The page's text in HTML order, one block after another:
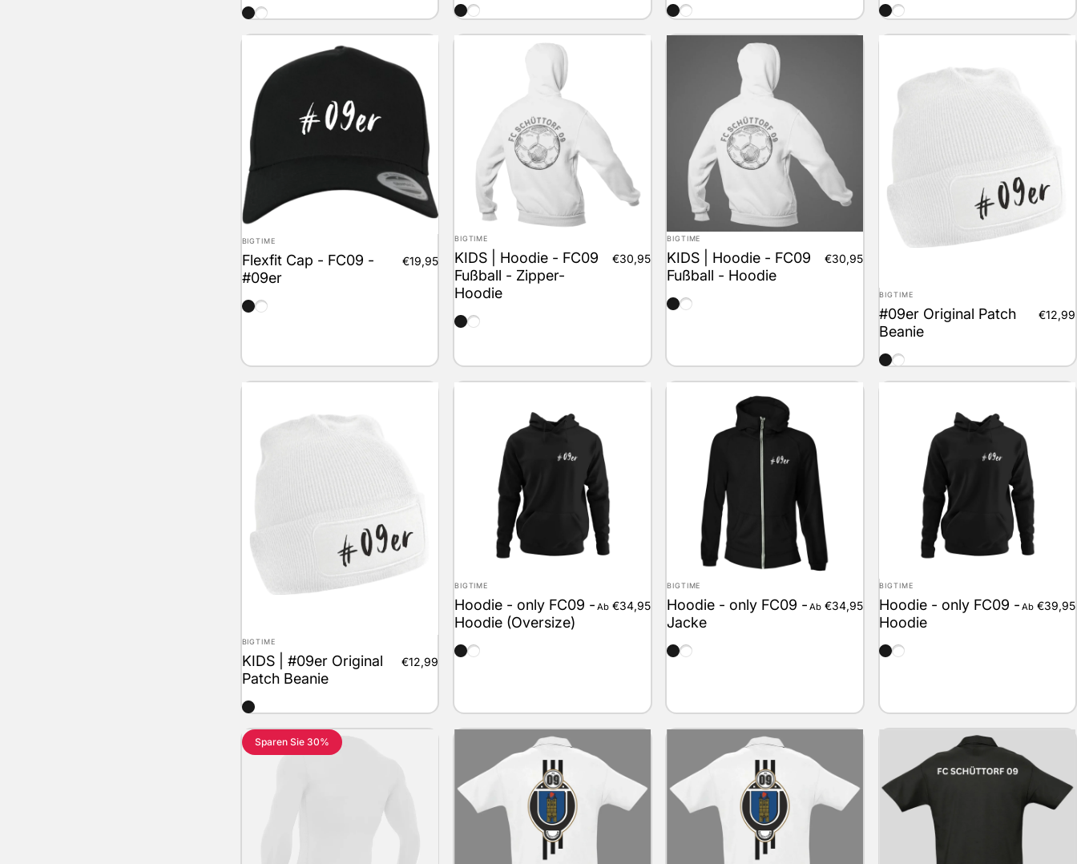
schwarz
weiss schwarz
weiss schwarz
weiss schwarz
weiss
Anbieter:
BIGTIME
Flexfit Cap - FC09 -
#09er
€19,95
schwarz
weiss
Anbieter:
BIGTIME
KIDS | Hoodie - FC09
Fußball - Zipper-
Hoodie
€30,95
schwarz
weiss
Anbieter:
BIGTIME
KIDS | Hoodie - FC09
Fußball - Hoodie
€30,95
schwarz
weiss
Anbieter:
BIGTIME
#09er Original Patch
Beanie
€12,99
schwarz
weiss
Anbieter:
BIGTIME
KIDS | #09er Original
Patch Beanie
€12,99
schwarz
Anbieter:
BIGTIME
Hoodie - only FC09 -
Hoodie (Oversize)
Ab€34,95
schwarz
weiss
Anbieter:
BIGTIME
Hoodie - only FC09 -
Jacke
Ab €34,95
schwarz
weiss
Anbieter:
BIGTIME
Hoodie - only FC09 -
Hoodie
Ab €39,95
schwarz
weiss
Sparen Sie 30%